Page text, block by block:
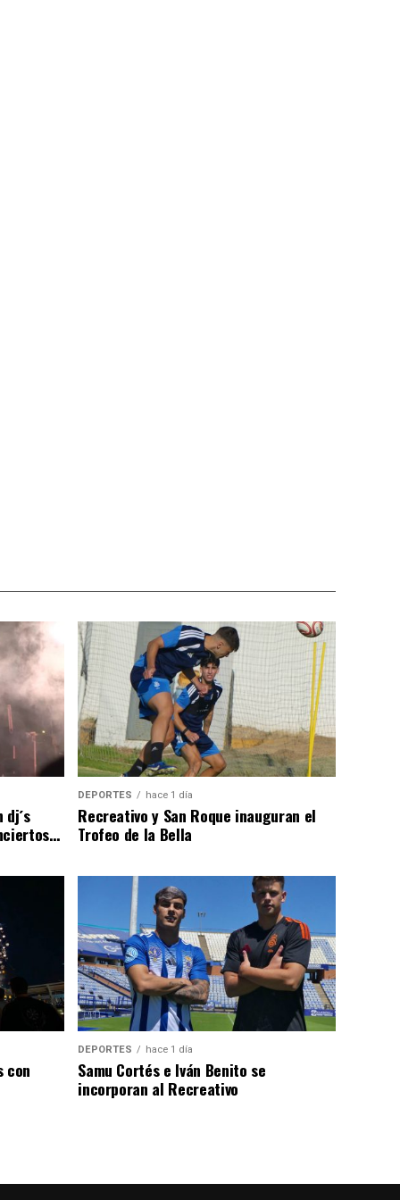
DEPORTES hace 1 día
Recreativo y San Roque inauguran el
Trofeo de la Bella
con
DEPORTES hace 1 día
Samu Cortés e Iván Benito se
incorporan al Recreativo